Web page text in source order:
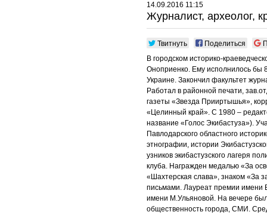
14.09.2016 11:15
Журналист, археолог,
Твитнуть Поделиться
В городском историко-
Оноприенко. Ему исполнилось бы
Украине. Закончил факультет
Работал в районной печати,
газеты «Звезда Прииртышья»,
«Целинный край». С 1980 –
название «Голос Экибастуза»).
Павлодарского областного
этнографии, истории
узников экибастузского лагеря
клуба. Награжден медалью «За
«Шахтерская слава», знаком «За
письмами. Лауреат премии имени
имени М.Ульяновой. На вечере
общественность города, СМИ.